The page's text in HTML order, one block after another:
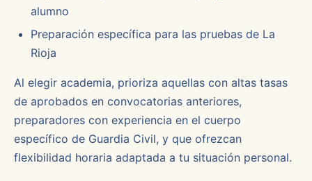
alumno
Preparación específica para las pruebas de La
Rioja
Al elegir academia, prioriza aquellas con altas tasas
de aprobados en convocatorias anteriores,
preparadores con experiencia en el cuerpo
específico de Guardia Civil, y que ofrezcan
flexibilidad horaria adaptada a tu situación personal.